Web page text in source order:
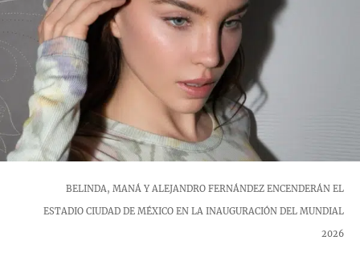
BELINDA, MANÁ Y ALEJANDRO FERNÁNDEZ ENCENDERÁN EL
ESTADIO CIUDAD DE MÉXICO EN LA INAUGURACIÓN DEL MUNDIAL
2026